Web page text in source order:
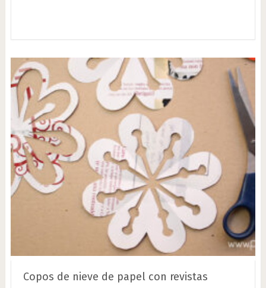
Copos de nieve de papel con revistas